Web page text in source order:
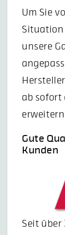
Um Sie
Situation
unsere
ab sofort
Gute
Kunden
Seit über